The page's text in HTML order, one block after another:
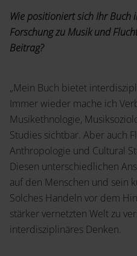
Wie positioniert sich Ihr Buch
Forschung zu Musik und
Beitrag?
„Mein Buch bietet
Immer wieder mache ich
Musikethnologie,
Studies sichtbar. Aber auch
Anthropologie und Cultural
Diesen unterschiedlichen
auf den Menschen und sein
Solches Handeln vor dem
stärker vernetzten Welt zu
interdisziplinäres Denken.